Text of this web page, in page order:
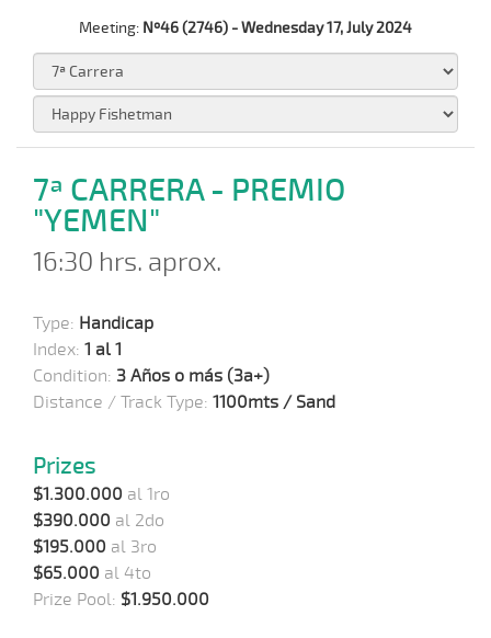
Meeting: Nº46 (2746) - Wednesday 17, July 2024
7ª CARRERA - PREMIO
"YEMEN"
16:30 hrs. aprox.
Type: Handicap
Index: 1 al 1
Condition: 3 Años o más (3a+)
Distance / Track Type: 1100mts / Sand
Prizes
$1.300.000 al 1ro
$390.000 al 2do
$195.000 al 3ro
$65.000 al 4to
Prize Pool: $1.950.000